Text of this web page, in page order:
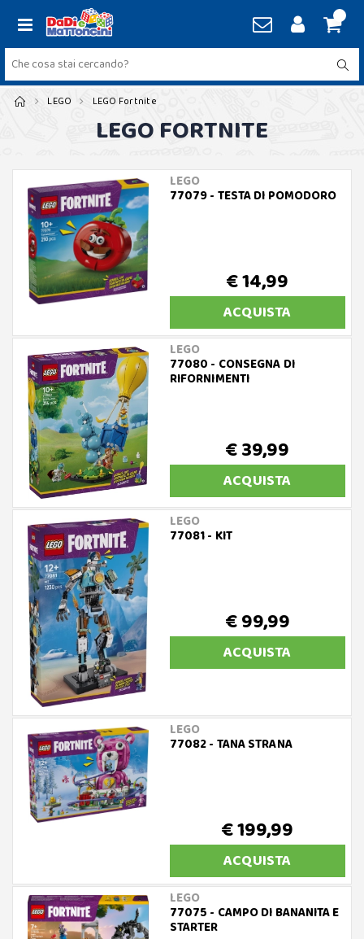
LEGO LEGO Fortnite
LEGO FORTNITE
LEGO
77079 - TESTA DI POMODORO
€ 14,99
ACQUISTA
LEGO
77080 - CONSEGNA DI
RIFORNIMENTI
€ 39,99
ACQUISTA
LEGO
77081 - KIT
€ 99,99
ACQUISTA
LEGO
77082 - TANA STRANA
€ 199,99
ACQUISTA
LEGO
77075 - CAMPO DI BANANITA E
STARTER